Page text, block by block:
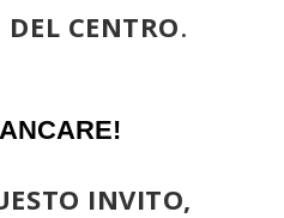
DEL CENTRO.
INVITO,